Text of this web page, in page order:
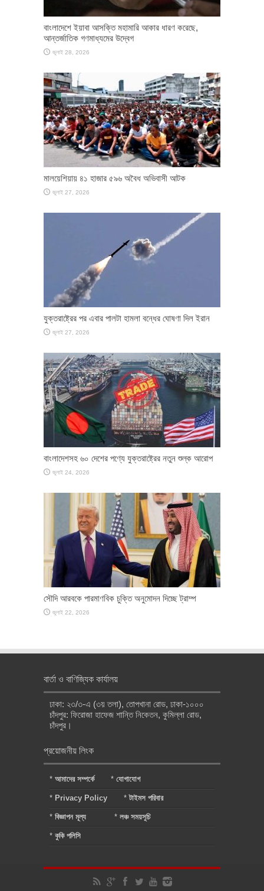
বাংলাদেশে ইয়াবা আসক্তি মহামারি আকার ধারণ করেছে,
আন্তর্জাতিক গণমাধ্যমের উদ্বেগ
জুলাই 28, 2026
মালয়েশিয়ায় ৪১ হাজার ৫৯৬ অবৈধ অভিবাসী আটক
জুলাই 27, 2026
যুক্তরাষ্ট্রের পর এবার পালটা হামলা বন্ধের ঘোষণা দিল ইরান
জুলাই 27, 2026
বাংলাদেশসহ ৬০ দেশের পণ্যে যুক্তরাষ্ট্রের নতুন শুল্ক আরোপ
জুলাই 24, 2026
সৌদি আরবকে পারমাণবিক চুক্তি অনুমোদন দিচ্ছে ট্রাম্প
জুলাই 22, 2026
বার্তা ও বাণিজ্যিক কার্যালয়
ঢাকা: ২৩/৩-এ (৩য় তলা), তোপখানা রোড, ঢাকা-১০০০
চাঁদপুর: ফিরোজা হাফেজ শান্তি নিকেতন, কুমিল্লা রোড,
চাঁদপুর।
প্রয়োজনীয় লিংক
* আমাদের সম্পর্কে * যোগাযোগ
* Privacy Policy *টাইমস পরিবার
* বিজ্ঞাপন মূল্য * লঞ্চ সময়সূচি
* কুকি পলিসি